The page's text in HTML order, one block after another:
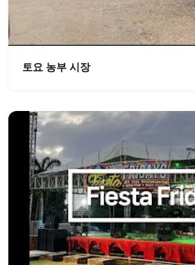
토요 농부 시장